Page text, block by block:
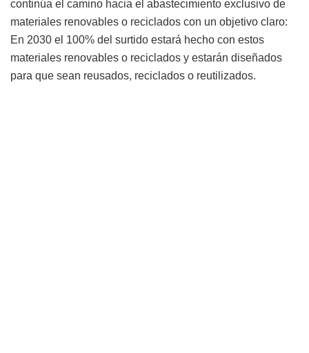
continúa el camino hacia el abastecimiento exclusivo de
materiales renovables o reciclados con un objetivo claro:
En 2030 el 100% del surtido estará hecho con estos
materiales renovables o reciclados y estarán diseñados
para que sean reusados, reciclados o reutilizados.